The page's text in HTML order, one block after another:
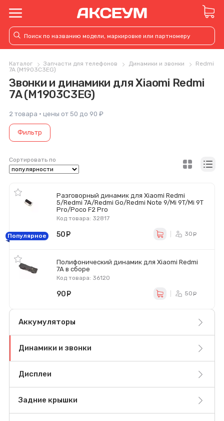
Каталог Запчасти для телефонов Динамики и звонки
Redmi
7A (M1903C3EG)
Звонки и динамики для Xiaomi Redmi
7A (M1903C3EG)
2 товара · цены от 50 до 90 ₽
Фильтр
Сортировать по
Разговорный динамик для Xiaomi Redmi
5/Redmi 7A/Redmi Go/Redmi Note 9/Mi 9T/Mi 9T
Pro/Poco F2 Pro
Код товара: 32817
Популярное 50 30
Полифонический динамик для Xiaomi Redmi
7A в сборе
Код товара: 36120
90 50
Аккумуляторы
Динамики и звонки
Дисплеи
Задние крышки